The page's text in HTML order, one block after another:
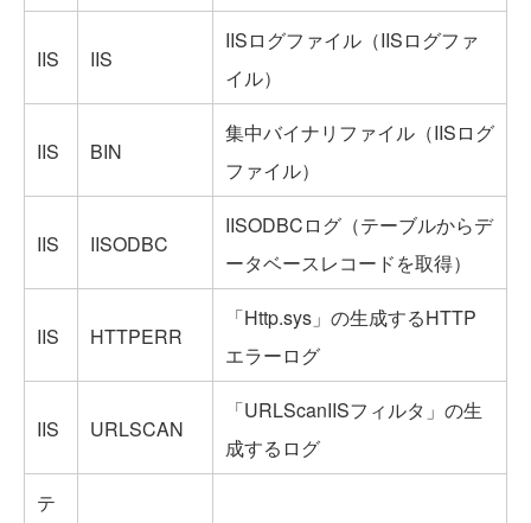
IIS IIS
IISログファイル（IISログファ
イル）
IIS BIN
集中バイナリファイル（IISログ
ファイル）
IIS IISODBC
IISODBCログ（テーブルからデ
ータベースレコードを取得）
IIS HTTPERR
「Http.sys」の生成するHTTP
エラーログ
IIS URLSCAN
「URLScanIISフィルタ」の生
成するログ
テ